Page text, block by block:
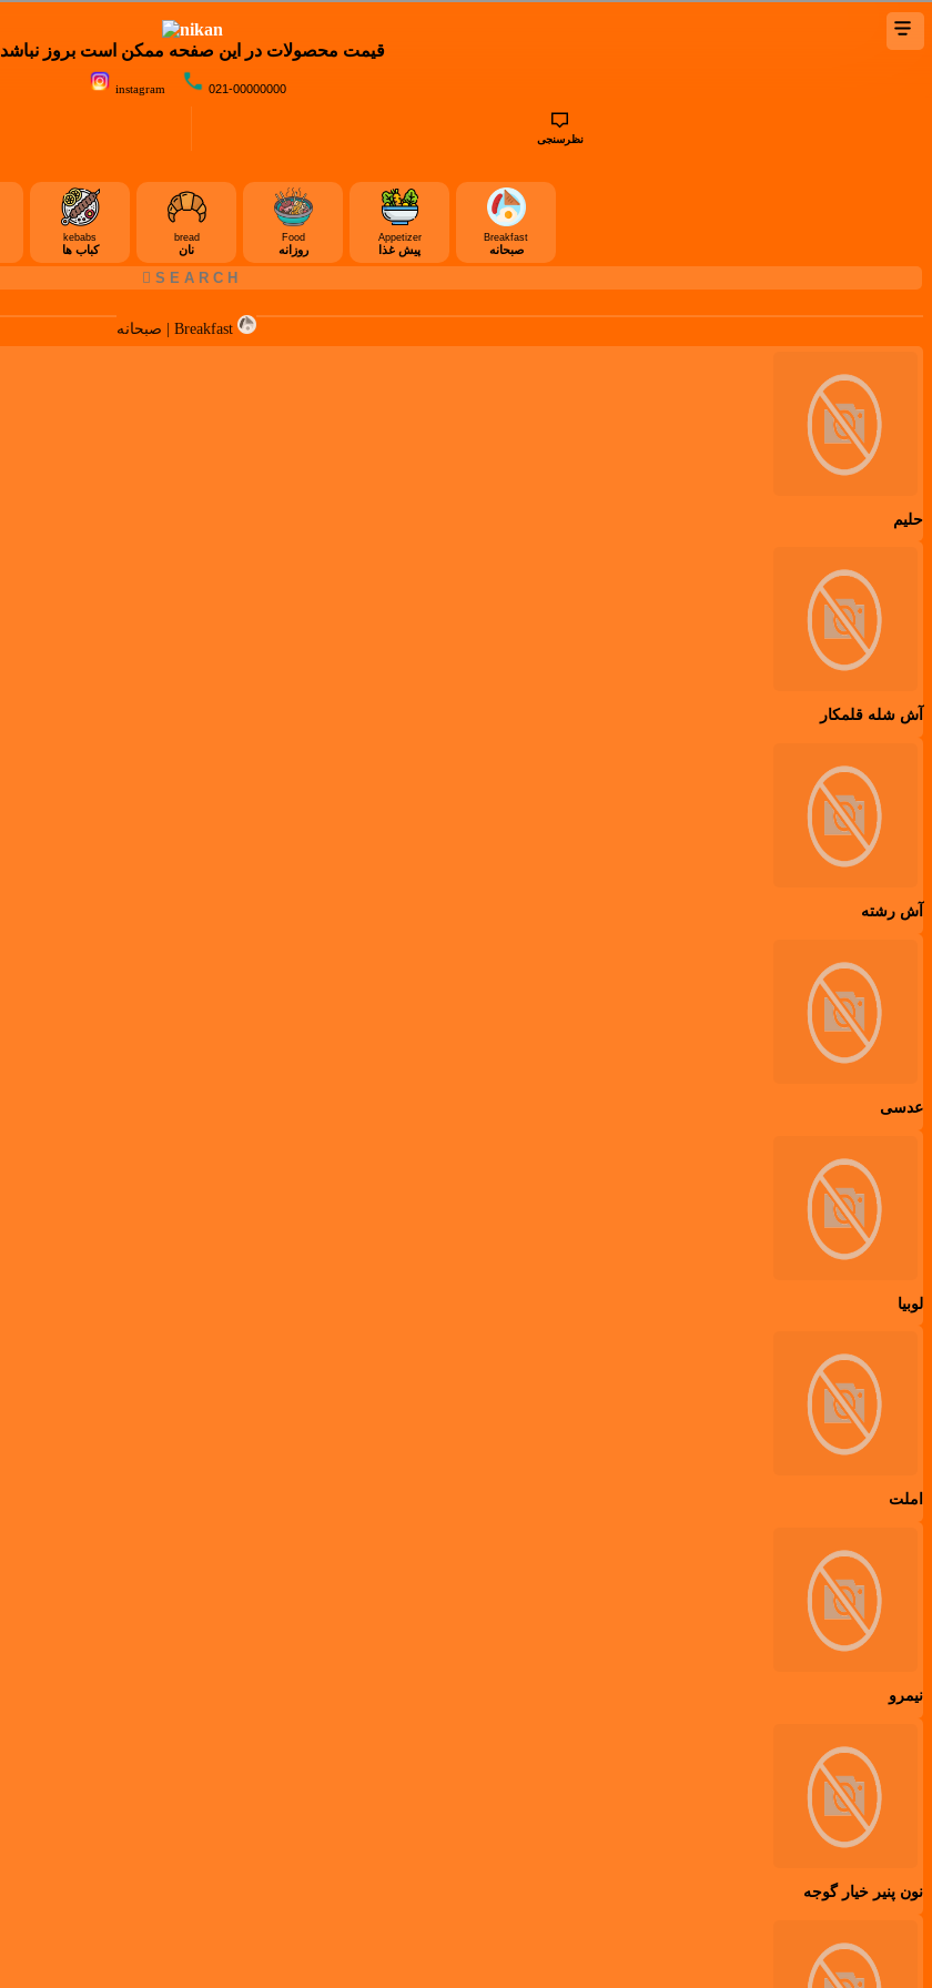
قیمت محصولات در این صفحه ممکن است بروز نباشد
instagram 021-00000000
نظرسنجی
Breakfast
صبحانه
Appetizer
پیش غذا
Food
روزانه
bread
نان
kebabs
کباب ها
صبحانه | Breakfast
حلیم
آش شله قلمکار
آش رشته
عدسی
لوبیا
املت
نیمرو
نون پنیر خیار گوجه